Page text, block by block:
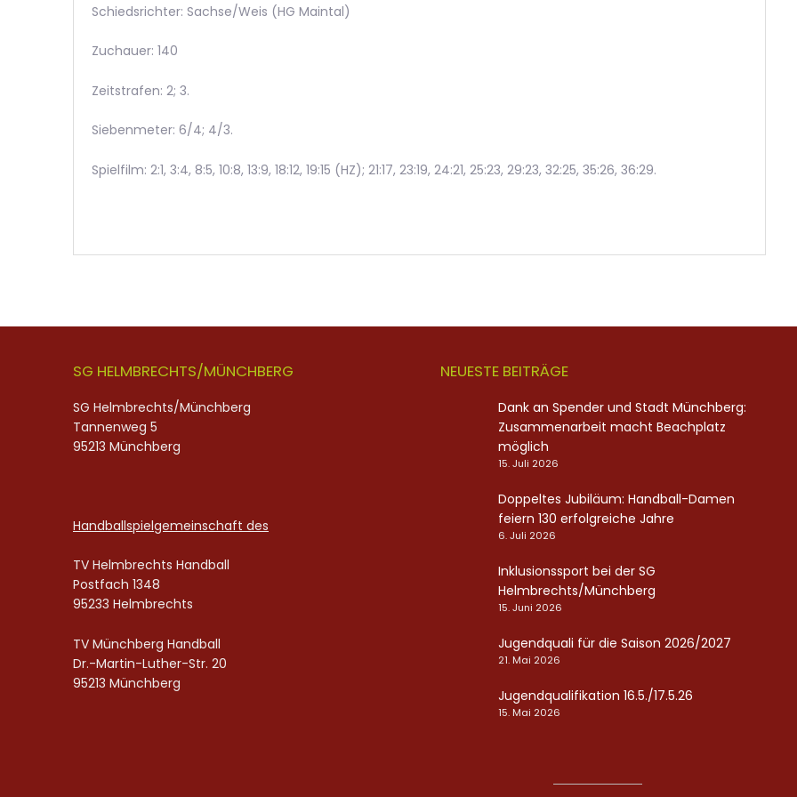
Schiedsrichter: Sachse/Weis (HG Maintal)
Zuchauer: 140
Zeitstrafen: 2; 3.
Siebenmeter: 6/4; 4/3.
Spielfilm: 2:1, 3:4, 8:5, 10:8, 13:9, 18:12, 19:15 (HZ); 21:17, 23:19, 24:21, 25:23, 29:23, 32:25, 35:26, 36:29.
SG HELMBRECHTS/MÜNCHBERG
SG Helmbrechts/Münchberg
Tannenweg 5
95213 Münchberg
Handballspielgemeinschaft des
TV Helmbrechts Handball
Postfach 1348
95233 Helmbrechts
TV Münchberg Handball
Dr.-Martin-Luther-Str. 20
95213 Münchberg
NEUESTE BEITRÄGE
Dank an Spender und Stadt Münchberg:
Zusammenarbeit macht Beachplatz
möglich
15. Juli 2026
Doppeltes Jubiläum: Handball-Damen
feiern 130 erfolgreiche Jahre
6. Juli 2026
Inklusionssport bei der SG
Helmbrechts/Münchberg
15. Juni 2026
Jugendquali für die Saison 2026/2027
21. Mai 2026
Jugendqualifikation 16.5./17.5.26
15. Mai 2026